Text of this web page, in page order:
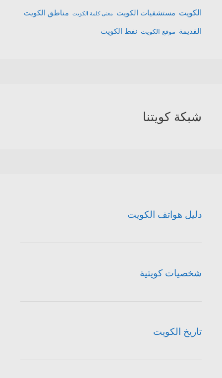
الكويت مستشفيات الكويت معنى كلمة الكويت مناطق الكويت
القديمة موقع الكويت نفط الكويت
شبكة كويتنا
دليل هواتف الكويت
شخصيات كويتية
تاريخ الكويت